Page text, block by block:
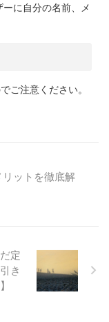
に自分の名前、メ
ご注意ください。
ットを徹底解
定
き